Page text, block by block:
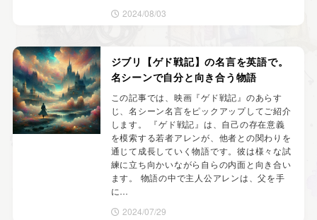
2024/08/03
ジブリ【ゲド戦記】の名言を英語で。
名シーンで自分と向き合う物語
この記事では、映画『ゲド戦記』のあらす
じ、名シーン名言をピックアップしてご紹介
します。 『ゲド戦記』は、自己の存在意義
を模索する若者アレンが、他者との関わりを
通じて成長していく物語です。彼は様々な試
練に立ち向かいながら自らの内面と向き合い
ます。 物語の中で主人公アレンは、父を手
に…
2024/07/29